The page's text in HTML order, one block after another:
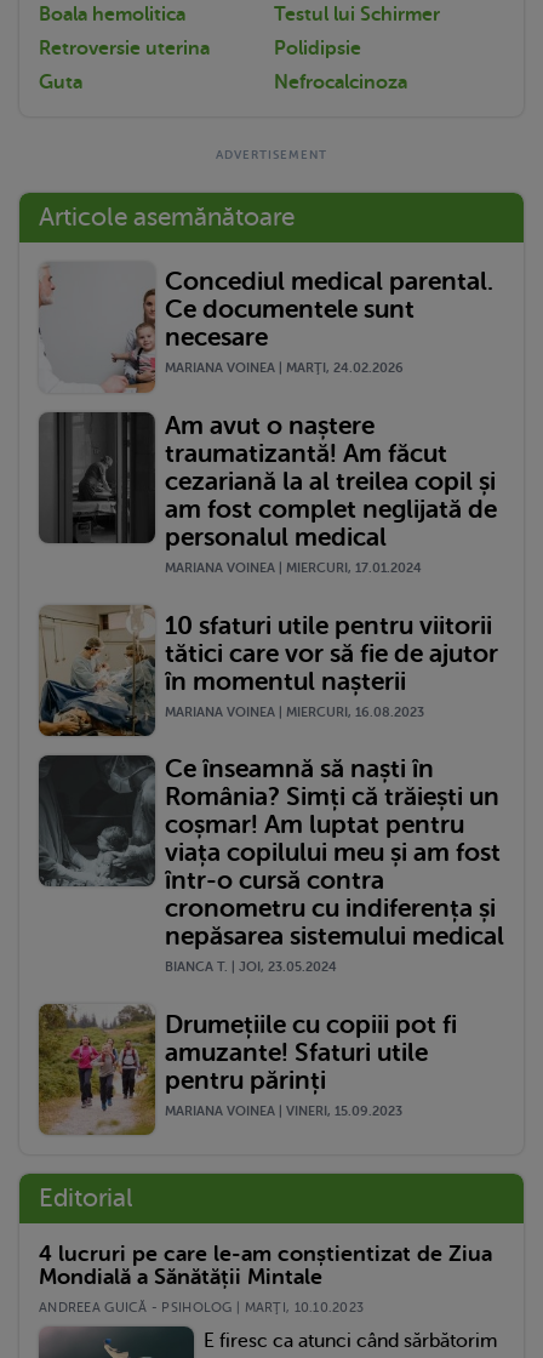
Boala hemolitica
Testul lui Schirmer
Retroversie uterina
Polidipsie
Guta
Nefrocalcinoza
Articole asemănătoare
Concediul medical parental.
Ce documentele sunt
necesare
MARIANA VOINEA | MARŢI, 24.02.2026
Am avut o naștere
traumatizantă! Am făcut
cezariană la al treilea copil și
am fost complet neglijată de
personalul medical
MARIANA VOINEA | MIERCURI, 17.01.2024
10 sfaturi utile pentru viitorii
tătici care vor să fie de ajutor
în momentul nașterii
MARIANA VOINEA | MIERCURI, 16.08.2023
Ce înseamnă să naști în
România? Simți că trăiești un
coșmar! Am luptat pentru
viața copilului meu și am fost
într-o cursă contra
cronometru cu indiferența și
nepăsarea sistemului medical
BIANCA T. | JOI, 23.05.2024
Drumețiile cu copiii pot fi
amuzante! Sfaturi utile
pentru părinți
MARIANA VOINEA | VINERI, 15.09.2023
Editorial
4 lucruri pe care le-am conștientizat de Ziua
Mondială a Sănătății Mintale
ANDREEA GUICĂ - PSIHOLOG | MARŢI, 10.10.2023
E firesc ca atunci când sărbătorim